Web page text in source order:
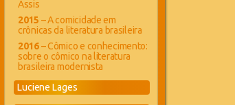
Assis
2015 – A comicidade em
crônicas da literatura brasileira
2016– Cômico e conhecimento:
sobre o cômico na literatura
brasileira modernista
Luciene Lages